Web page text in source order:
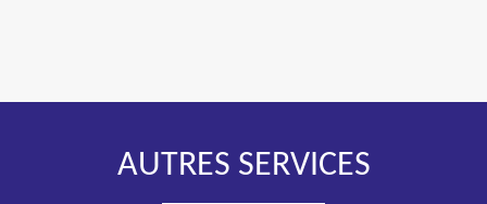
AUTRES SERVICES